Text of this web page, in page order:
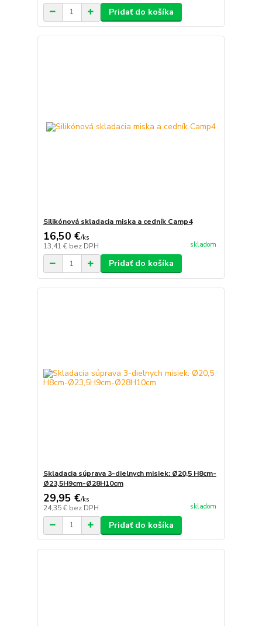
Pridať do košíka
Silikónová skladacia miska a cedník Camp4
16,50 €/ks
13,41 € bez DPH skladom
Pridať do košíka
Skladacia súprava 3-dielnych misiek: Ø20,5 H8cm-
Ø23,5H9cm-Ø28H10cm
29,95 €/ks
24,35 € bez DPH skladom
Pridať do košíka